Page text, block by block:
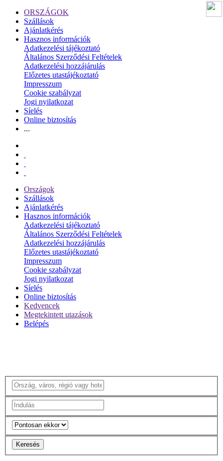
ORSZÁGOK
Szállások
Ajánlatkérés
Hasznos információk
Adatkezelési tájékoztató
Általános Szerződési Feltételek
Adatkezelési hozzájárulás
Előzetes utastájékoztató
Impresszum
Cookie szabályzat
Jogi nyilatkozat
Síelés
Online biztosítás
...
Országok
Szállások
Ajánlatkérés
Hasznos információk
Adatkezelési tájékoztató
Általános Szerződési Feltételek
Adatkezelési hozzájárulás
Előzetes utastájékoztató
Impresszum
Cookie szabályzat
Jogi nyilatkozat
Síelés
Online biztosítás
Kedvencek
Megtekintett utazások
Belépés
Keresés